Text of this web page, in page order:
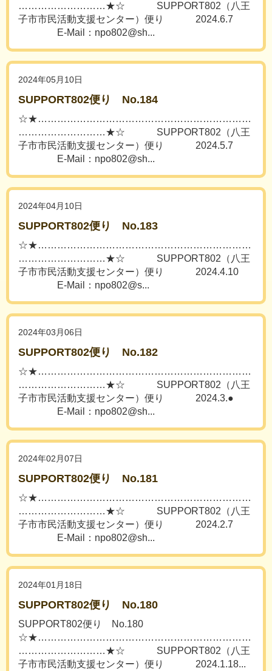
………………………★☆ SUPPORT802（八王
子市市民活動支援センター）便り 2024.6.7
E-Mail：npo802@sh...
2024年05月10日
SUPPORT802便り No.184
☆★…………………………………………………………
………………………★☆ SUPPORT802（八王
子市市民活動支援センター）便り 2024.5.7
E-Mail：npo802@sh...
2024年04月10日
SUPPORT802便り No.183
☆★…………………………………………………………
………………………★☆ SUPPORT802（八王
子市市民活動支援センター）便り 2024.4.10
E-Mail：npo802@s...
2024年03月06日
SUPPORT802便り No.182
☆★…………………………………………………………
………………………★☆ SUPPORT802（八王
子市市民活動支援センター）便り 2024.3.●
E-Mail：npo802@sh...
2024年02月07日
SUPPORT802便り No.181
☆★…………………………………………………………
………………………★☆ SUPPORT802（八王
子市市民活動支援センター）便り 2024.2.7
E-Mail：npo802@sh...
2024年01月18日
SUPPORT802便り No.180
SUPPORT802便り No.180
☆★…………………………………………………………
………………………★☆ SUPPORT802（八王
子市市民活動支援センター）便り 2024.1.18...